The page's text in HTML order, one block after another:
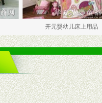
开元婴幼儿床上用品